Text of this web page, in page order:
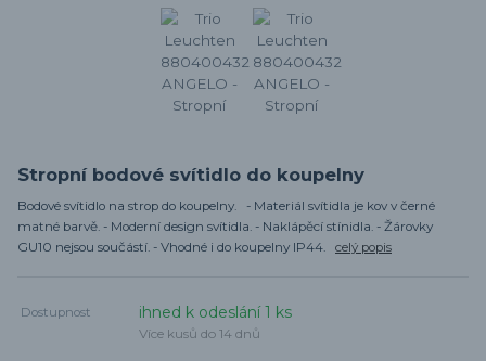
Stropní bodové svítidlo do koupelny
Bodové svítidlo na strop do koupelny. - Materiál svítidla je kov v černé
matné barvě. - Moderní design svítidla. - Naklápěcí stínidla. - Žárovky
GU10 nejsou součástí. - Vhodné i do koupelny IP44. celý popis
Dostupnost ihned k odeslání 1 ks
Více kusů do 14 dnů